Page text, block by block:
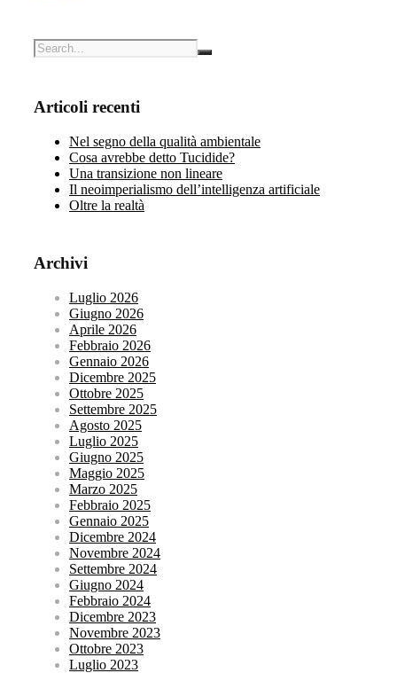
Articoli recenti
Nel segno della qualità ambientale
Cosa avrebbe detto Tucidide?
Una transizione non lineare
Il neoimperialismo dell’intelligenza artificiale
Oltre la realtà
Archivi
Luglio 2026
Giugno 2026
Aprile 2026
Febbraio 2026
Gennaio 2026
Dicembre 2025
Ottobre 2025
Settembre 2025
Agosto 2025
Luglio 2025
Giugno 2025
Maggio 2025
Marzo 2025
Febbraio 2025
Gennaio 2025
Dicembre 2024
Novembre 2024
Settembre 2024
Giugno 2024
Febbraio 2024
Dicembre 2023
Novembre 2023
Ottobre 2023
Luglio 2023